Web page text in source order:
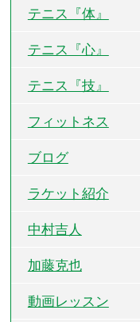
テニス『体』
テニス『心』
テニス『技』
フィットネス
ブログ
ラケット紹介
中村吉人
加藤克也
動画レッスン